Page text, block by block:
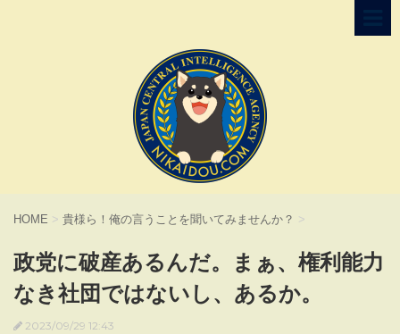
HOME > 貴様ら！俺の言うことを聞いてみませんか？ >
政党に破産あるんだ。まぁ、権利能力
なき社団ではないし、あるか。
2023/09/29 12:43